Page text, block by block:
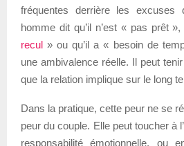
fréquentes derrière les excuses
homme dit qu’il n’est « pas prêt »,
recul » ou qu’il a « besoin de
une ambivalence réelle. Il peut
que la relation implique sur le long
Dans la pratique, cette peur ne se
peur du couple. Elle peut toucher à
responsabilité émotionnelle, ou